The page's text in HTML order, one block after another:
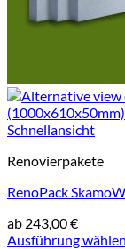
Schnellansicht
Renovierpakete
RenoPack
ab 243,00€
Ausführung wählen